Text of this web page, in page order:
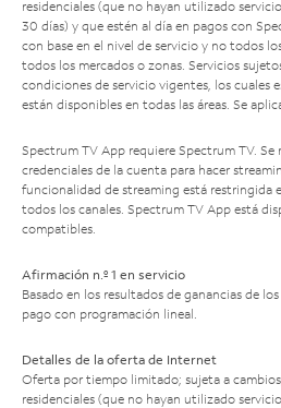
residenciales (que no hayan utilizado
30 días) y que estén al día en pagos con
con base en el nivel de servicio y no todos
todos los mercados o zonas. Servicios
condiciones de servicio vigentes, los cuales
están disponibles en todas las áreas. Se
Spectrum TV App requiere Spectrum TV. Se
credenciales de la cuenta para hacer
funcionalidad de streaming está restringida
todos los canales. Spectrum TV App está
compatibles.
Afirmación n.º 1 en servicio
Basado en los resultados de ganancias de
pago con programación lineal.
Detalles de la oferta de Internet
Oferta por tiempo limitado; sujeta a
residenciales (que no hayan utilizado